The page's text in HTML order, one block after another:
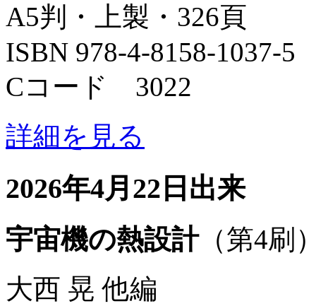
A5判・上製・326頁
ISBN 978-4-8158-1037-5
Cコード 3022
詳細を見る
2026年4月22日出来
宇宙機の熱設計（第4刷
大西 晃 他編